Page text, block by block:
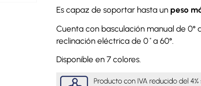
Es capaz de soportar hasta un peso
Cuenta con basculación manual de 0°
reclinación eléctrica de 0˚a 60°.
Disponible en 7 colores.